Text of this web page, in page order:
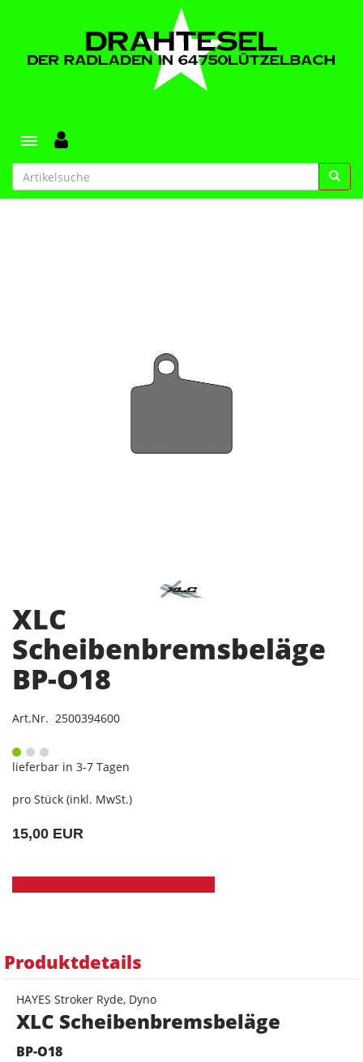
Toggle navigation
XLC
Scheibenbremsbeläge
BP-O18
Art.Nr. 2500394600
lieferbar in 3-7 Tagen
pro Stück (inkl. MwSt.)
15,00 EUR
Produktdetails
HAYES Stroker Ryde, Dyno
XLC Scheibenbremsbeläge
BP-O18